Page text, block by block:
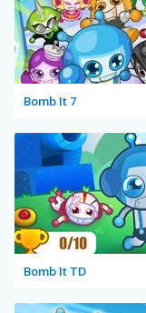
Bomb It 7
Bomb It TD